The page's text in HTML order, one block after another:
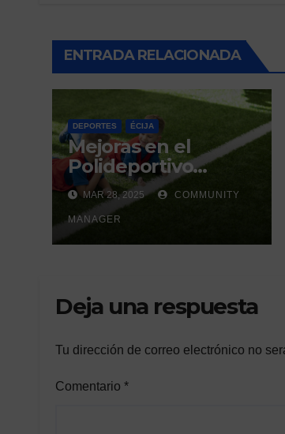
ENTRADA RELACIONADA
DEPORTES ÉCIJA
Mejoras en el
Polideportivo
Municipal del Valle
de Écija:
Renovación y
Mantenimiento
MAR 28, 2025 COMMUNITY
MANAGER
Deja una respuesta
Tu dirección de correo electrónico no
Comentario *